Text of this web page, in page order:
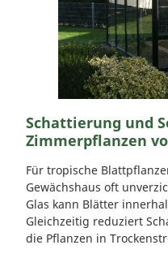
Schattierung und
Zimmerpflanzen
Für tropische
Gewächshaus oft
Glas kann Blätter
Gleichzeitig reduziert
die Pflanzen in